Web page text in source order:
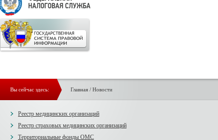
Вы сейчас здесь: Главная/ Новости
Реестр медицинских организаций
Реестр страховых медицинских организаций
Территориальные фонды ОМС